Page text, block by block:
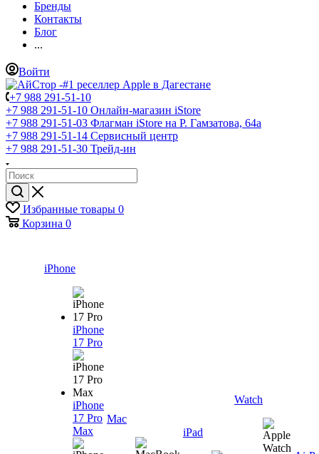
Бренды
Контакты
Блог
...
Войти
+7 988 291-51-10
+7 988 291-51-10 Онлайн-магазин iStore
+7 988 291-51-03 Флагман iStore на Р. Гамзатова, 64а
+7 988 291-51-14 Сервисный центр
+7 988 291-51-30 Трейд-ин
Избранные товары 0
Корзина 0
iPhone
iPhone
17 Pro
iPhone
17 Pro
Max
Mac
iPad
Watch